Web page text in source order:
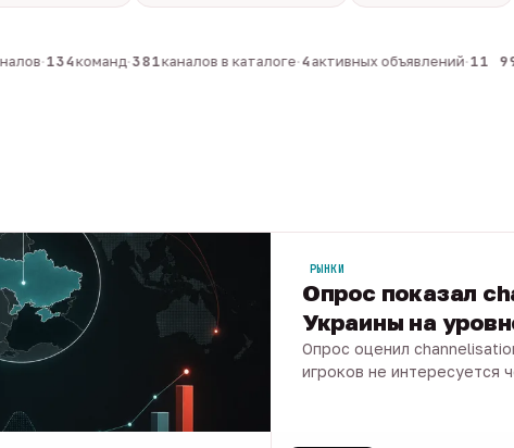
·134команд·381каналов в каталоге·4активных объявлений·11 990
РЫНКИ
Опрос показал
Украины на
Опрос оценил
игроков не интересуется